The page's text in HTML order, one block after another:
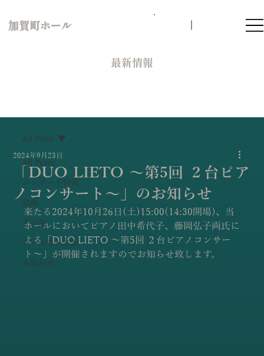
加賀町ホール
​最新情報
All Posts
コンサート情報
動画
その他
ホールあれこれ
お知らせ
All Posts
「DUO LIETO 〜第5回 ２台ピア
ノコンサート〜」のお知らせ
2024年9月23日
来たる2024年10月26日(土)15:00(14:30開場)、当
ホールにおいてピアノ田中希代子、藤岡弘子両氏に
よる「DUO LIETO 〜第5回 ２台ピアノコンサー
ト〜」が開催されますのでお知らせ致します。